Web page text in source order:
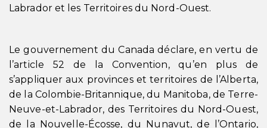
Labrador et les Territoires du Nord-Ouest.
Le gouvernement du Canada déclare, en vertu de
l’article 52 de la Convention, qu’en plus de
s’appliquer aux provinces et territoires de l’Alberta,
de la Colombie-Britannique, du Manitoba, de Terre-
Neuve-et-Labrador, des Territoires du Nord-Ouest,
de la Nouvelle-Écosse, du Nunavut, de l’Ontario,